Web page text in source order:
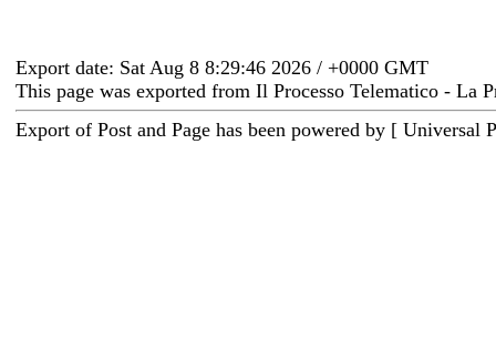
Export date: Sat Aug 8 8:29:46 2026 / +0000 GMT
This page was exported from Il Processo Telematico - La
Export of Post and Page has been powered by [